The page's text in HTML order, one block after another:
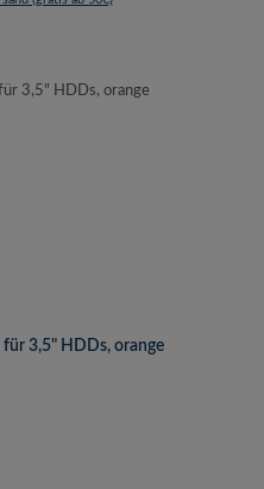
3,5" HDDs, orange